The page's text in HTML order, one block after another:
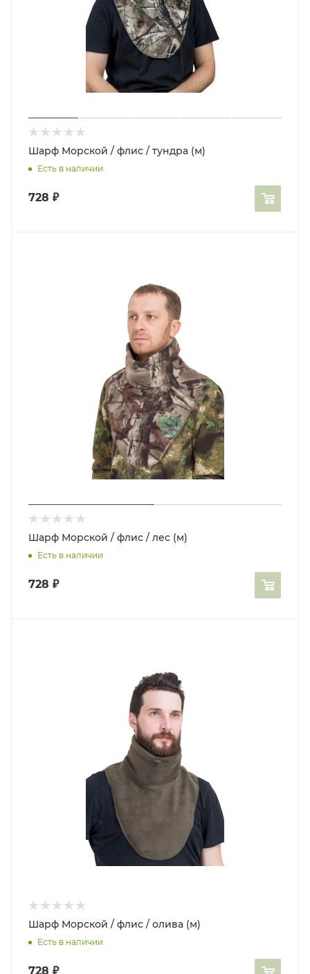
Шарф Морской / флис / тундра (м)
Есть в наличии
728 ₽
Шарф Морской / флис / лес (м)
Есть в наличии
728 ₽
Шарф Морской / флис / олива (м)
Есть в наличии
728 ₽